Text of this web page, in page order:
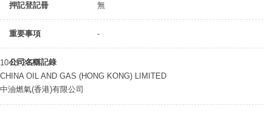
押記登記冊 無
重要事項 -
公司名稱記錄
10-01-2020
CHINA OIL AND GAS (HONG KONG) LIMITED
中油燃氣(香港)有限公司